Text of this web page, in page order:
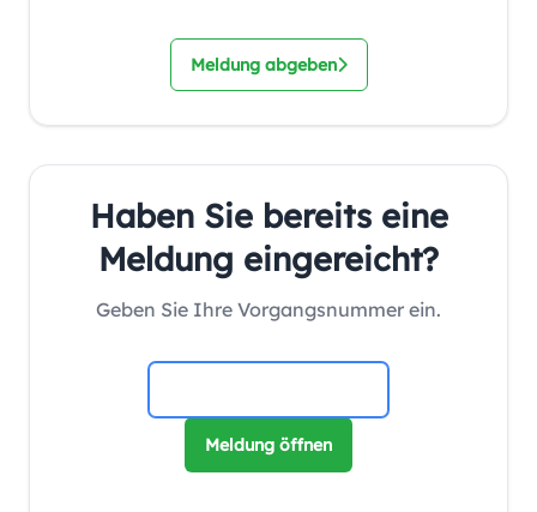
Meldung abgeben
Haben Sie bereits eine
Meldung eingereicht?
Geben Sie Ihre Vorgangsnummer ein.
Meldung öffnen